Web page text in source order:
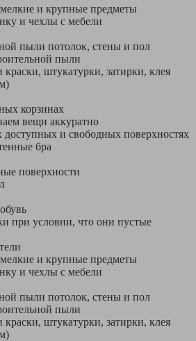
и крупные предметы
и чехлы с мебели
пыли потолок, стены и пол
пыли
штукатурки, затирки, клея
корзинах
вещи аккуратно
и свободных поверхностях
бра
поверхности
при условии, что они пустые
и крупные предметы
и чехлы с мебели
пыли потолок, стены и пол
пыли
штукатурки, затирки, клея